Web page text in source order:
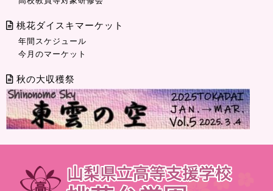
桃花ダイスキマーケット
年間スケジュール
今月のマーケット
秋の大収穫祭